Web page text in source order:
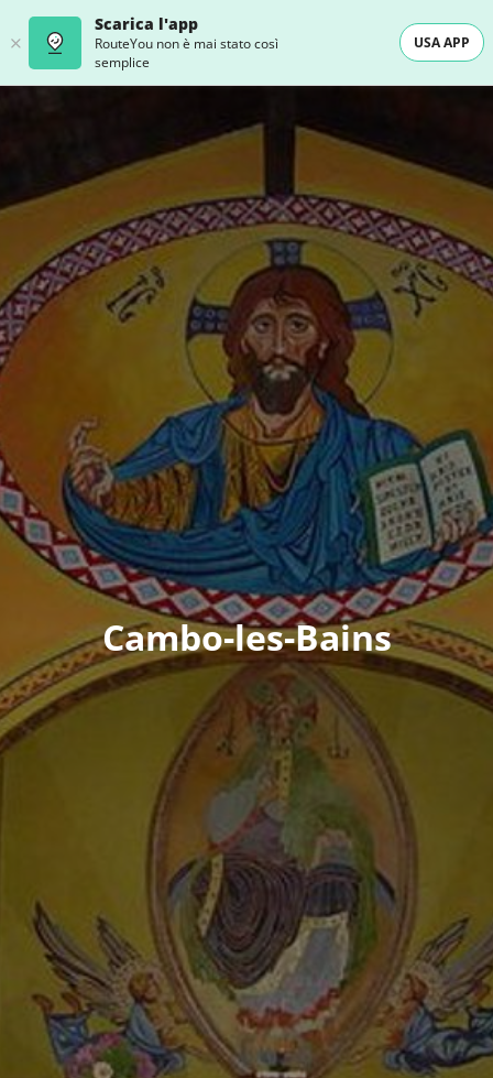
Scarica l'app
RouteYou non è mai stato così
semplice
USA APP
Cambo-les-Bains